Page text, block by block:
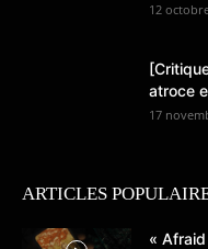
12
atroce
17
ARTICLES
«